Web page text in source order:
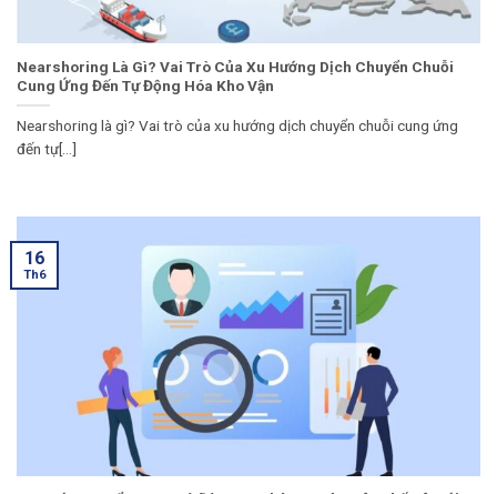
Nearshoring Là Gì? Vai Trò Của Xu Hướng Dịch Chuyển Chuỗi
Cung Ứng Đến Tự Động Hóa Kho Vận
Nearshoring là gì? Vai trò của xu hướng dịch chuyển chuỗi cung ứng
đến tự[...]
16
Th6